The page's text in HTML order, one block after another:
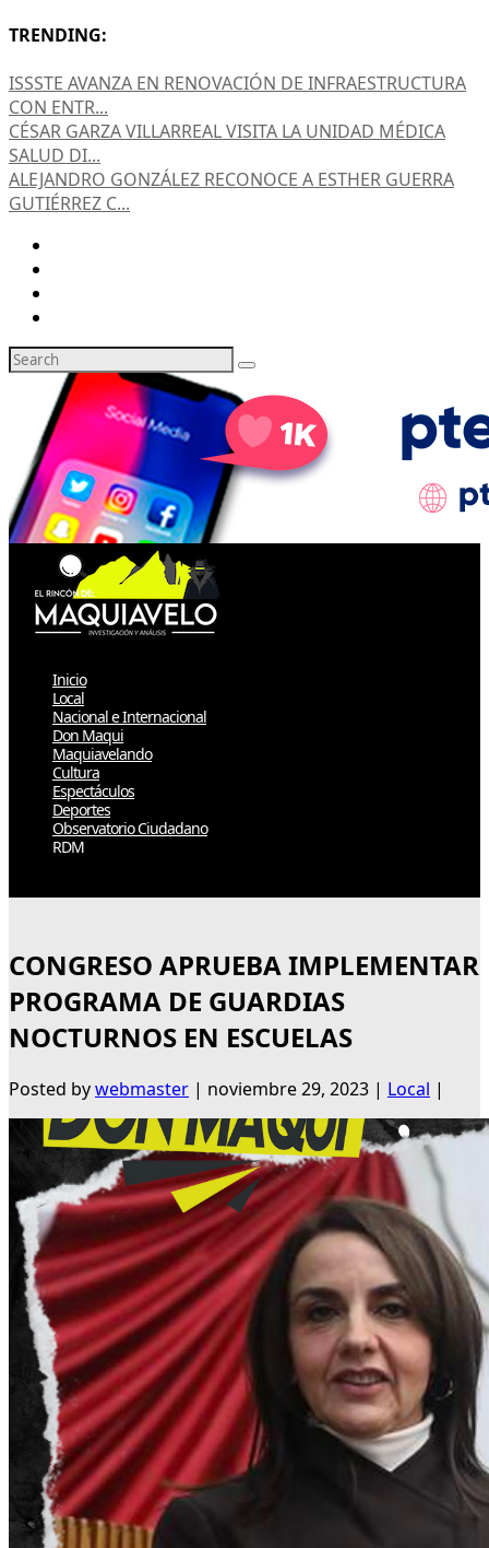
TRENDING:
ISSSTE AVANZA EN RENOVACIÓN DE INFRAESTRUCTURA
CON ENTR...
CÉSAR GARZA VILLARREAL VISITA LA UNIDAD MÉDICA
SALUD DI...
ALEJANDRO GONZÁLEZ RECONOCE A ESTHER GUERRA
GUTIÉRREZ C...
Inicio
Local
Nacional e Internacional
Don Maqui
Maquiavelando
Cultura
Espectáculos
Deportes
Observatorio Ciudadano
RDM
CONGRESO APRUEBA IMPLEMENTAR
PROGRAMA DE GUARDIAS
NOCTURNOS EN ESCUELAS
Posted bywebmaster | noviembre 29, 2023 | Local |